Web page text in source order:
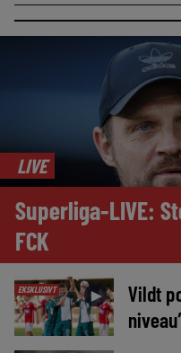
LIVE
Superliga-LIVE:
FCK
EKSKLUSIVT ►
Vildt
niveau’